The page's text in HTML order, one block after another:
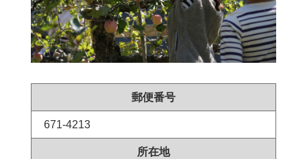
郵便番号
671-4213
所在地